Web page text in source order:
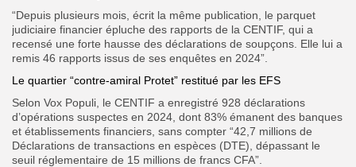
“Depuis plusieurs mois, écrit la même publication, le parquet
judiciaire financier épluche des rapports de la CENTIF, qui a
recensé une forte hausse des déclarations de soupçons. Elle lui a
remis 46 rapports issus de ses enquêtes en 2024”.
Le quartier “contre-amiral Protet” restitué par les EFS
Selon Vox Populi, le CENTIF a enregistré 928 déclarations
d’opérations suspectes en 2024, dont 83% émanent des banques
et établissements financiers, sans compter “42,7 millions de
Déclarations de transactions en espèces (DTE), dépassant le
seuil réglementaire de 15 millions de francs CFA”.